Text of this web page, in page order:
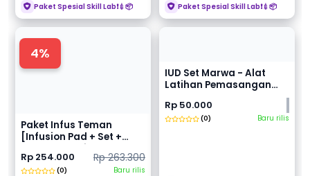
Paket Spesial Skill Lab❗💉📦
Paket Spesial Skill Lab❗💉📦
4%
Paket Infus Teman
[Infusion Pad + Set +
Abocath + Wing Needl...
Rp 254.000 Rp 263.300
(0)
Baru rilis
IUD Set Marwa - Alat
Latihan Pemasangan
Rp 50.000
(0) Baru rilis